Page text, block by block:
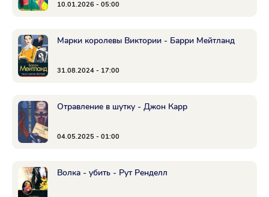
10.01.2026 - 05:00
Марки королевы Виктории - Барри Мейтланд
31.08.2024 - 17:00
Отравление в шутку - Джон Карр
04.05.2025 - 01:00
Волка - убить - Рут Ренделл